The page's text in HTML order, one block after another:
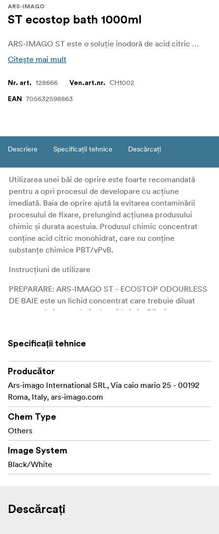
ARS-IMAGO
ST ecostop bath 1000ml
ARS-IMAGO ST este o soluție inodoră de acid citric care, atunci când este diluată, poate fi utilizată ca o baie de oprire universală pentru film și hârtie alb-negru.
Citește mai mult
Nr. art. 128666 Ven.art.nr. CH1002
EAN 705632598863
Descriere Specificații tehnice Descărcați
Utilizarea unei băi de oprire este foarte recomandată
pentru a opri procesul de developare cu acțiune
imediată. Baia de oprire ajută la evitarea contaminării
procesului de fixare, prelungind acțiunea produsului
chimic și durata acestuia. Produsul chimic concentrat
conține acid citric monohidrat, care nu conține
substanțe chimice PBT/vPvB.
Instrucțiuni de utilizare
PREPARARE: ARS-IMAGO ST - ECOSTOP ODOURLESS
DE BAIE este un lichid concentrat care trebuie diluat
pentru a obține o soluție de acid citric. Diluție
permițând o diferență maximă de temperatură de 5°C
pe toată durata tratamentului.
1000 ml
Specificații tehnice
Producător
Ars-imago International SRL, Via caio mario 25 - 00192
Roma, Italy, ars-imago.com
Chem Type
Others
Image System
Black/White
Descărcați